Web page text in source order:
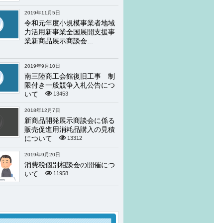
2019年11月5日
令和元年度小規模事業者地域
力活用新事業全国展開支援事
業新商品展示商談会...
2019年9月10日
南三陸商工会館復旧工事 制
限付き一般競争入札公告につ
いて
13453
2018年12月7日
新商品開発展示商談会に係る
販売促進用消耗品購入の見積
について
13312
2019年9月20日
消費税個別相談会の開催につ
いて
11958